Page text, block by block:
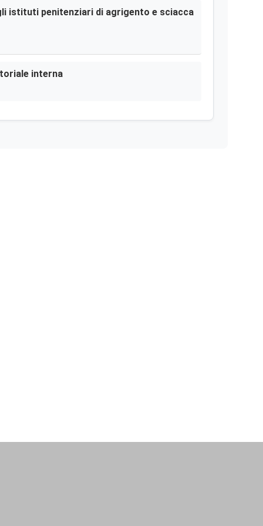
istituti penitenziari di agrigento e sciacca
interna